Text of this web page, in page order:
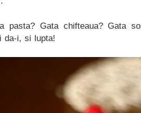
pasta? Gata chifteaua? Gata
da-i, si lupta!